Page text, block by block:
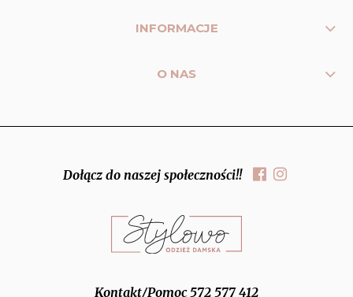
INFORMACJE
O NAS
Dołącz do naszej społeczności!!
Kontakt/Pomoc 572 577 412